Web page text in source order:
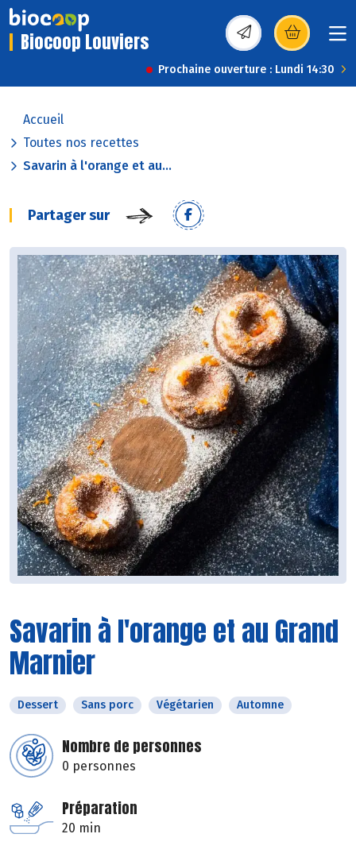
Biocoop Louviers (s’ouvre dans une
Prochaine ouverture : Lundi 14:30
Accueil
Toutes nos recettes
Savarin à l'orange et au...
Partager sur
Savarin à l'orange et au Grand
Marnier
Dessert Sans porc Végétarien Automne
Nombre de personnes
0 personnes
Préparation
20 min